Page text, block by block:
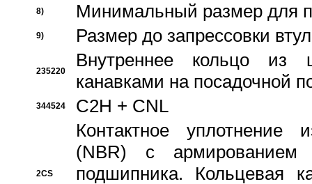
8) Минимальный размер для
9) Размер до запрессовки
235220
Внутреннее кольцо из
канавками на посадочной
344524 C2H + CNL
2CS
Контактное уплотнение
(NBR) с
подшипника. Кольцевая